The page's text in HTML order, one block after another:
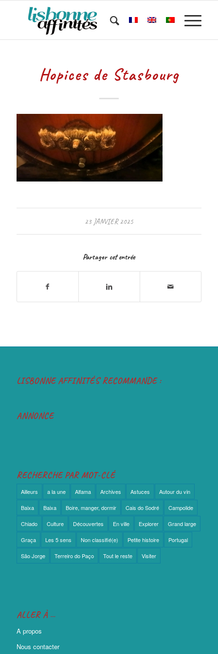
Hopices de Stasbourg
23 JANVIER 2025
Partager cet entrée
LISBONNE AFFINITÉS RECOMMANDE :
ANNONCE
RECHERCHE PAR MOT-CLÉ
Ailleurs a la une Alfama Archives Astuces Autour du vin
Baixa Baixa Boire, manger, dormir Cais do Sodré Campolide
Chiado Culture Découvertes En ville Explorer Grand large
Graça Les 5 sens Non classifié(e) Petite histoire Portugal
São Jorge Terreiro do Paço Tout le reste Visiter
ALLER À …
A propos
Nous contacter